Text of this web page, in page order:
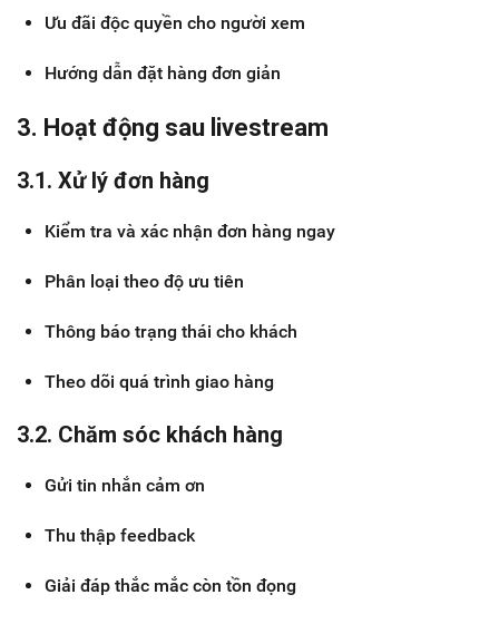
Ưu đãi độc quyền cho người xem
Hướng dẫn đặt hàng đơn giản
3. Hoạt động sau livestream
3.1. Xử lý đơn hàng
Kiểm tra và xác nhận đơn hàng ngay
Phân loại theo độ ưu tiên
Thông báo trạng thái cho khách
Theo dõi quá trình giao hàng
3.2. Chăm sóc khách hàng
Gửi tin nhắn cảm ơn
Thu thập feedback
Giải đáp thắc mắc còn tồn đọng